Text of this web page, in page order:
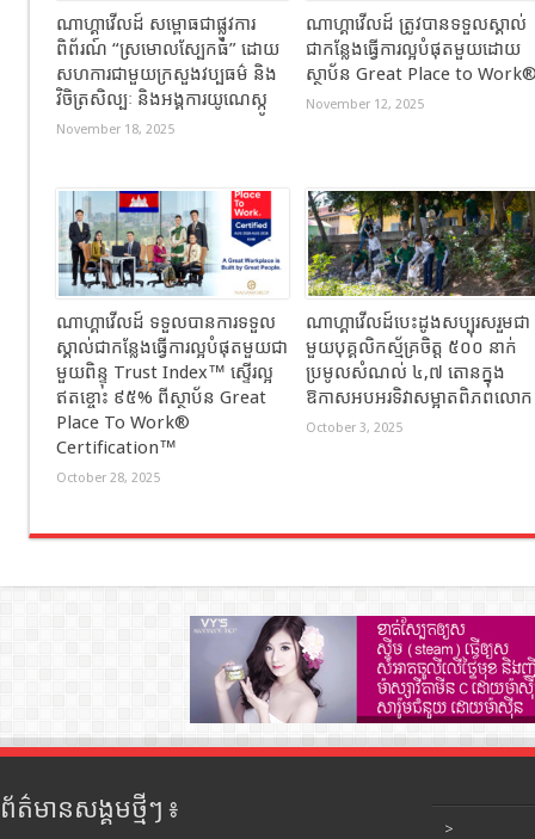
ណាហ្គាវើលដ៍ សម្ពោធជាផ្លូវការ
ពិព័រណ៍ “ស្រមោលស្បែកធំ” ដោយ
សហការជាមួយក្រសួងវប្បធម៌ និង
វិចិត្រសិល្បៈ និងអង្គការយូណេស្កូ
November 18, 2025
ណាហ្គាវើលដ៍ ត្រូវបានទទួលស្គាល់
ជាកន្លែងធ្វើការល្អបំផុតមួយដោយ
ស្ថាប័ន Great Place to
November 12, 2025
ណាហ្គាវើលដ៍ ទទួលបានការទទួល
ស្គាល់ជាកន្លែងធ្វើការល្អបំផុតមួយជា
មួយពិន្ទុ Trust Index™ ស្ទើរល្អ
ឥតខ្ចោះ ៩៥% ពីស្ថាប័ន Great
Place To Work®
Certification™
October 28, 2025
ណាហ្គាវើលដ៍បេះដូងសប្បុរសរួមជា
មួយបុគ្គលិកស្ម័គ្រចិត្ត ៥០០ នាក់
ប្រមូលសំណល់ ៤,៧ តោនក្នុង
ឱកាសអបអរទិវាសម្អាតពិភពលោក
October 3, 2025
ព័ត៌មានសង្គមថ្មីៗ ៖
>